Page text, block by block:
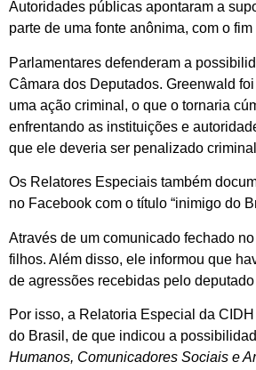
Autoridades públicas apontaram a
parte de uma fonte anônima, com o
Parlamentares defenderam a
Câmara dos Deputados. Greenwald
uma ação criminal, o que o tornaria
enfrentando as instituições e
que ele deveria ser penalizado
Os Relatores Especiais também
no Facebook com o título “inimigo do
Através de um comunicado fechado
filhos. Além disso, ele informou que
de agressões recebidas pelo
Por isso, a Relatoria Especial da
do Brasil, de que indicou a
Humanos, Comunicadores Sociais e